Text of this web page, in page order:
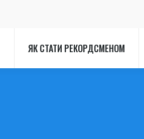
ЯК СТАТИ РЕКОРДСМЕНОМ